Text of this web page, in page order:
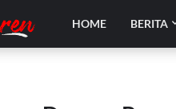
HOME BERITA